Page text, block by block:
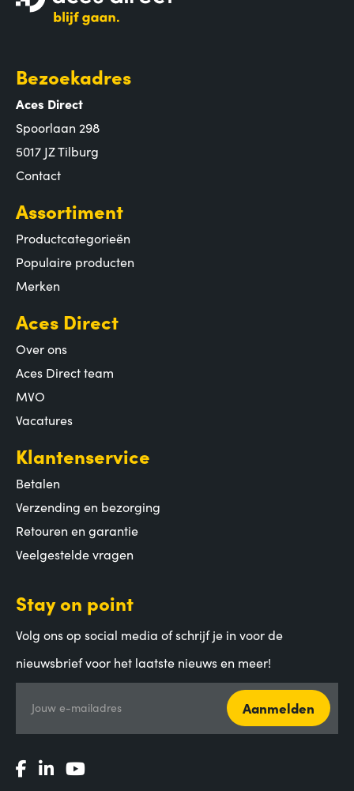
Bezoekadres
Aces Direct
Spoorlaan 298
5017 JZ Tilburg
Contact
Assortiment
Productcategorieën
Populaire producten
Merken
Aces Direct
Over ons
Aces Direct team
MVO
Vacatures
Klantenservice
Betalen
Verzending en bezorging
Retouren en garantie
Veelgestelde vragen
Stay on point
Volg ons op social media of schrijf je in voor de
nieuwsbrief voor het laatste nieuws en meer!
Jouw e-mailadres Aanmelden